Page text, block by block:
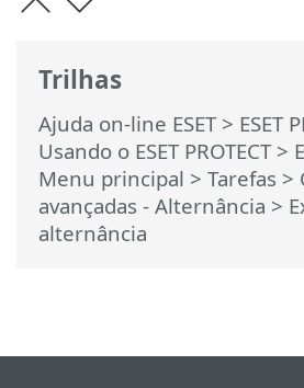
Trilhas
Ajuda on-line ESET> ESET
Usando o ESET PROTECT>
Menu principal > Tarefas >
avançadas - Alternância >
alternância